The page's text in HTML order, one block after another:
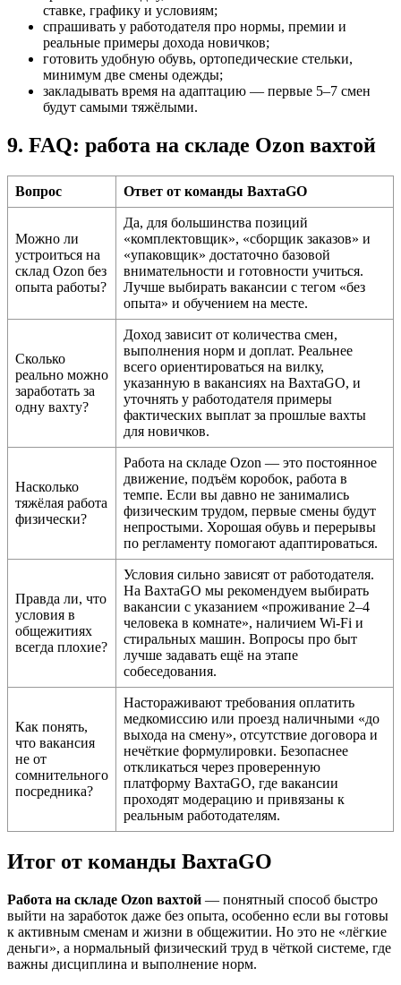
ставке, графику и условиям;
спрашивать у работодателя про нормы, премии и
реальные примеры дохода новичков;
готовить удобную обувь, ортопедические стельки,
минимум две смены одежды;
закладывать время на адаптацию — первые 5–7 смен
будут самыми тяжёлыми.
9. FAQ: работа на складе Ozon вахтой
Вопрос Ответ от команды ВахтаGO
Можно ли
устроиться на
склад Ozon без
опыта работы?
Да, для большинства позиций
«комплектовщик», «сборщик заказов» и
«упаковщик» достаточно базовой
внимательности и готовности учиться.
Лучше выбирать вакансии с тегом «без
опыта» и обучением на месте.
Сколько
реально можно
заработать за
одну вахту?
Доход зависит от количества смен,
выполнения норм и доплат. Реальнее
всего ориентироваться на вилку,
указанную в вакансиях на ВахтаGO, и
уточнять у работодателя примеры
фактических выплат за прошлые вахты
для новичков.
Насколько
тяжёлая работа
физически?
Работа на складе Ozon — это постоянное
движение, подъём коробок, работа в
темпе. Если вы давно не занимались
физическим трудом, первые смены будут
непростыми. Хорошая обувь и перерывы
по регламенту помогают адаптироваться.
Правда ли, что
условия в
общежитиях
всегда плохие?
Условия сильно зависят от работодателя.
На ВахтаGO мы рекомендуем выбирать
вакансии с указанием «проживание 2–4
человека в комнате», наличием Wi-Fi и
стиральных машин. Вопросы про быт
лучше задавать ещё на этапе
собеседования.
Как понять,
что вакансия
не от
сомнительного
посредника?
Настораживают требования оплатить
медкомиссию или проезд наличными «до
выхода на смену», отсутствие договора и
нечёткие формулировки. Безопаснее
откликаться через проверенную
платформу ВахтаGO, где вакансии
проходят модерацию и привязаны к
реальным работодателям.
Итог от команды ВахтаGO
Работа на складе Ozon вахтой — понятный способ быстро
выйти на заработок даже без опыта, особенно если вы готовы
к активным сменам и жизни в общежитии. Но это не «лёгкие
деньги», а нормальный физический труд в чёткой системе, где
важны дисциплина и выполнение норм.